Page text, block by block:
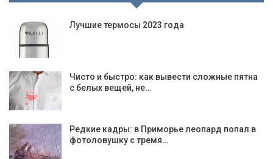
Лучшие термосы 2023 года
Чисто и быстро: как вывести сложные пятна
с белых вещей, не…
Редкие кадры: в Приморье леопард попал в
фотоловушку с тремя…